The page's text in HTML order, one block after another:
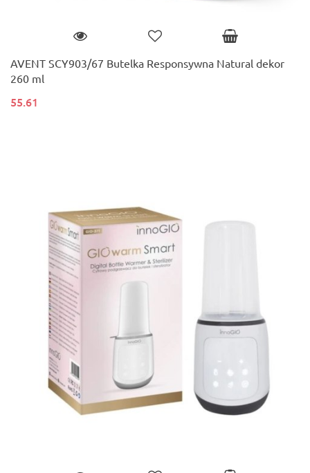
AVENT SCY903/67 Butelka Responsywna Natural dekor
260 ml
55.61